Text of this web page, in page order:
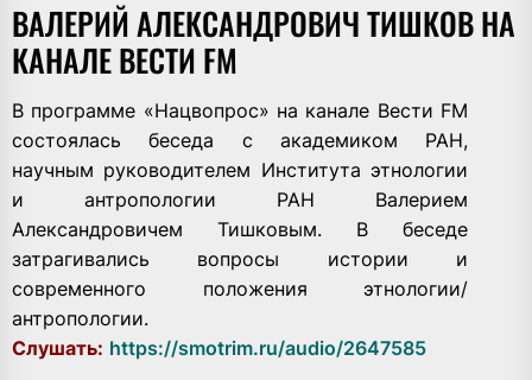
ВАЛЕРИЙ АЛЕКСАНДРОВИЧ ТИШКОВ НА
КАНАЛЕ ВЕСТИ FM
В программе «Нацвопрос» на канале Вести FM
состоялась беседа с академиком РАН,
научным руководителем Института этнологии
и антропологии РАН Валерием
Александровичем Тишковым. В беседе
затрагивались вопросы истории и
современного положения этнологии/
антропологии.
Слушать: https://smotrim.ru/audio/2647585